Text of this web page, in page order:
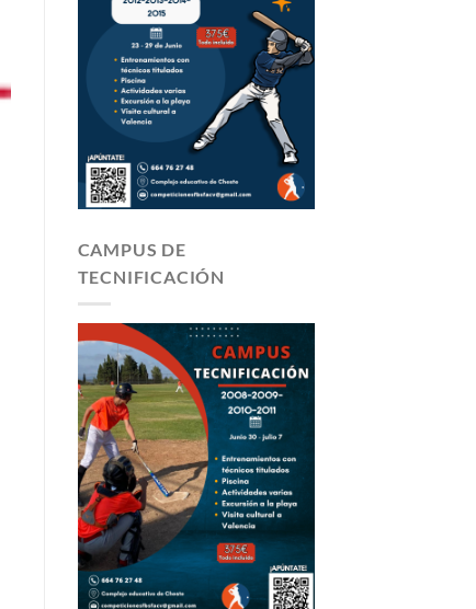
CAMPUS DE
TECNIFICACIÓN